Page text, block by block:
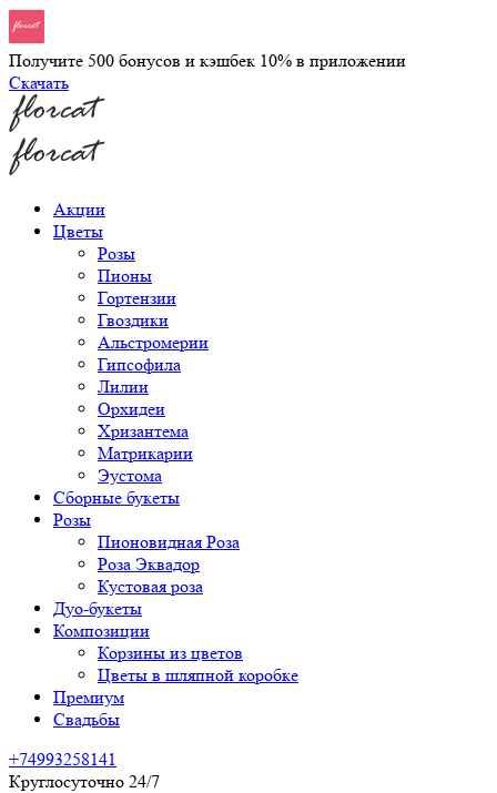
Получите 500 бонусов и кэшбек 10% в приложении
Скачать
Акции
Цветы
Розы
Пионы
Гортензии
Гвоздики
Альстромерии
Гипсофила
Лилии
Орхидеи
Хризантема
Матрикарии
Эустома
Сборные букеты
Розы
Пионовидная Роза
Роза Эквадор
Кустовая роза
Дуо-букеты
Композиции
Корзины из цветов
Цветы в шляпной коробке
Премиум
Свадьбы
+74993258141
Круглосуточно 24/7